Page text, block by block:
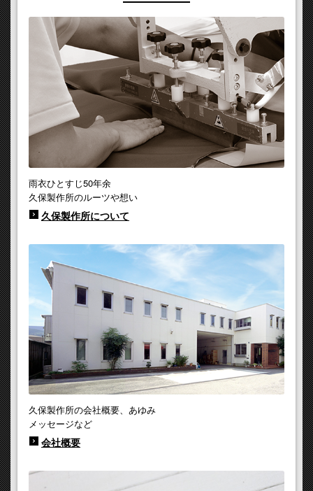
雨衣ひとすじ50年余
久保製作所のルーツや想い
久保製作所について
久保製作所の会社概要、あゆみ
メッセージなど
会社概要